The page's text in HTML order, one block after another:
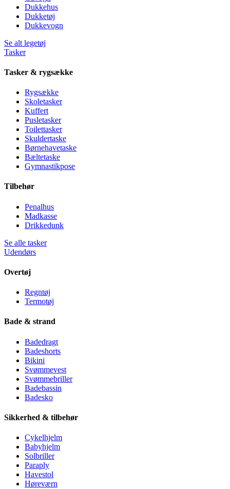
Dukkehus
Dukketøj
Dukkevogn
Se alt legetøj
Tasker
Tasker & rygsække
Rygsække
Skoletasker
Kuffert
Pusletasker
Toilettasker
Skuldertaske
Børnehavetaske
Bæltetaske
Gymnastikpose
Tilbehør
Penalhus
Madkasse
Drikkedunk
Se alle tasker
Udendørs
Overtøj
Regntøj
Termotøj
Bade & strand
Badedragt
Badeshorts
Bikini
Svømmevest
Svømmebriller
Badebassin
Badesko
Sikkerhed & tilbehør
Cykelhjelm
Babyhjelm
Solbriller
Paraply
Havestol
Høreværn